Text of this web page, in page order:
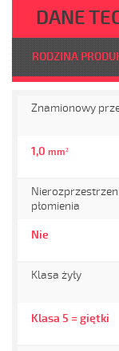
DANE
RODZINA
Znamionowy
1,0 mm²
płomienia
Nie
Klasa żyły
Klasa 5 = giętki